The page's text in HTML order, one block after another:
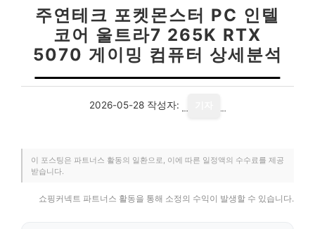
주연테크 포켓몬스터 PC 인텔
코어 울트라7 265K RTX
5070 게이밍 컴퓨터 상세분석
2026-05-28 작성자:
이 포스팅은 파트너스 활동의 일환으로, 이에 따른 일정액의 수수료를 제공
받습니다.
쇼핑커넥트 파트너스 활동을 통해 소정의 수익이 발생할 수 있습니다.